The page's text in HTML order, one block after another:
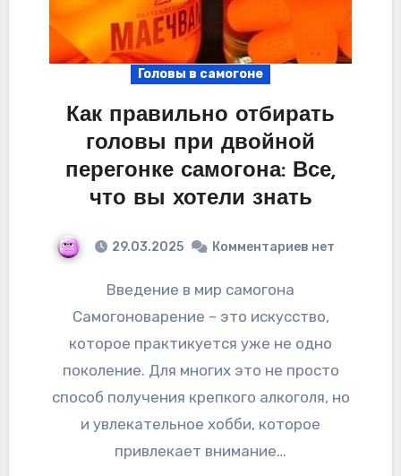
Головы в самогоне
Как правильно отбирать
головы при двойной
перегонке самогона: Все,
что вы хотели знать
29.03.2025 Комментариев нет
Введение в мир самогона
Самогоноварение – это искусство,
которое практикуется уже не одно
поколение. Для многих это не просто
способ получения крепкого алкоголя, но
и увлекательное хобби, которое
привлекает внимание…